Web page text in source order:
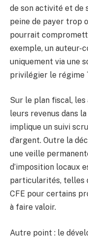
de son activité et de
peine de payer trop
pourrait
exemple, un auteur-
uniquement via une
privilégier le régime
Sur le plan fiscal,
leurs revenus dans
implique un suivi
d’argent. Outre la
une veille
d’imposition locaux
particularités, telles
CFE pour certains
à faire valoir.
Autre point : le